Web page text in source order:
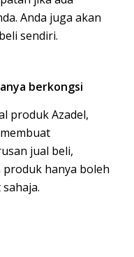
Anda juga akan
sendiri.
berkongsi
produk Azadel,
jual beli,
hanya boleh